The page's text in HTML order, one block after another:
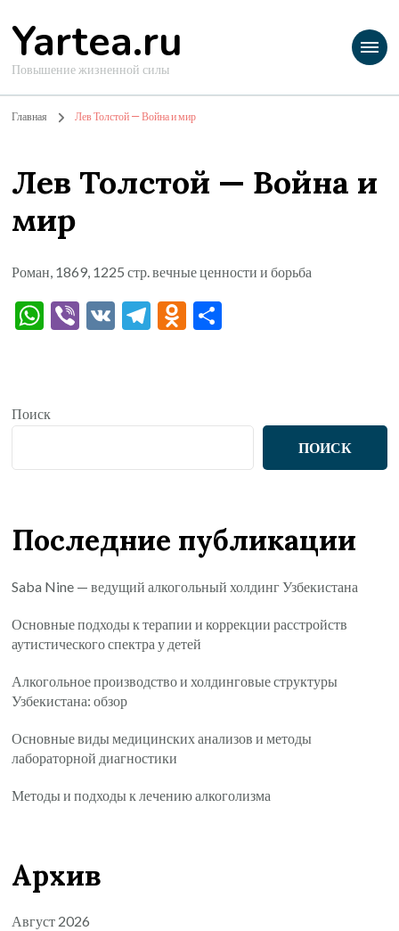
Yartea.ru
Повышение жизненной силы
Главная Лев Толстой — Война и мир
Лев Толстой — Война и
мир
Роман, 1869, 1225 стр. вечные ценности и борьба
WhatsApp
Viber
VK Telegram
Odnoklassniki
Поиск
ПОИСК
Последние публикации
Saba Nine — ведущий алкогольный холдинг Узбекистана
Основные подходы к терапии и коррекции расстройств
аутистического спектра у детей
Алкогольное производство и холдинговые структуры
Узбекистана: обзор
Основные виды медицинских анализов и методы
лабораторной диагностики
Методы и подходы к лечению алкоголизма
Архив
Август 2026